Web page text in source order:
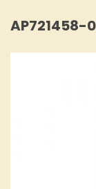
AP721458-